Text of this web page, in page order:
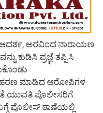
ಅರವಿಂದ ನಾರಾಯಣ
ಕುಡಿಸಿ ಪ್ರಜ್ಞೆ ತಪ್ಪಿಸಿ
ಮಾಡಿದ ಆರೋಪಿಗಳ
ಯುವತಿ ಪೊಲೀಸರಿಗೆ
ಪೊಲೀಸ್ ಠಾಣೆಯಲ್ಲಿ